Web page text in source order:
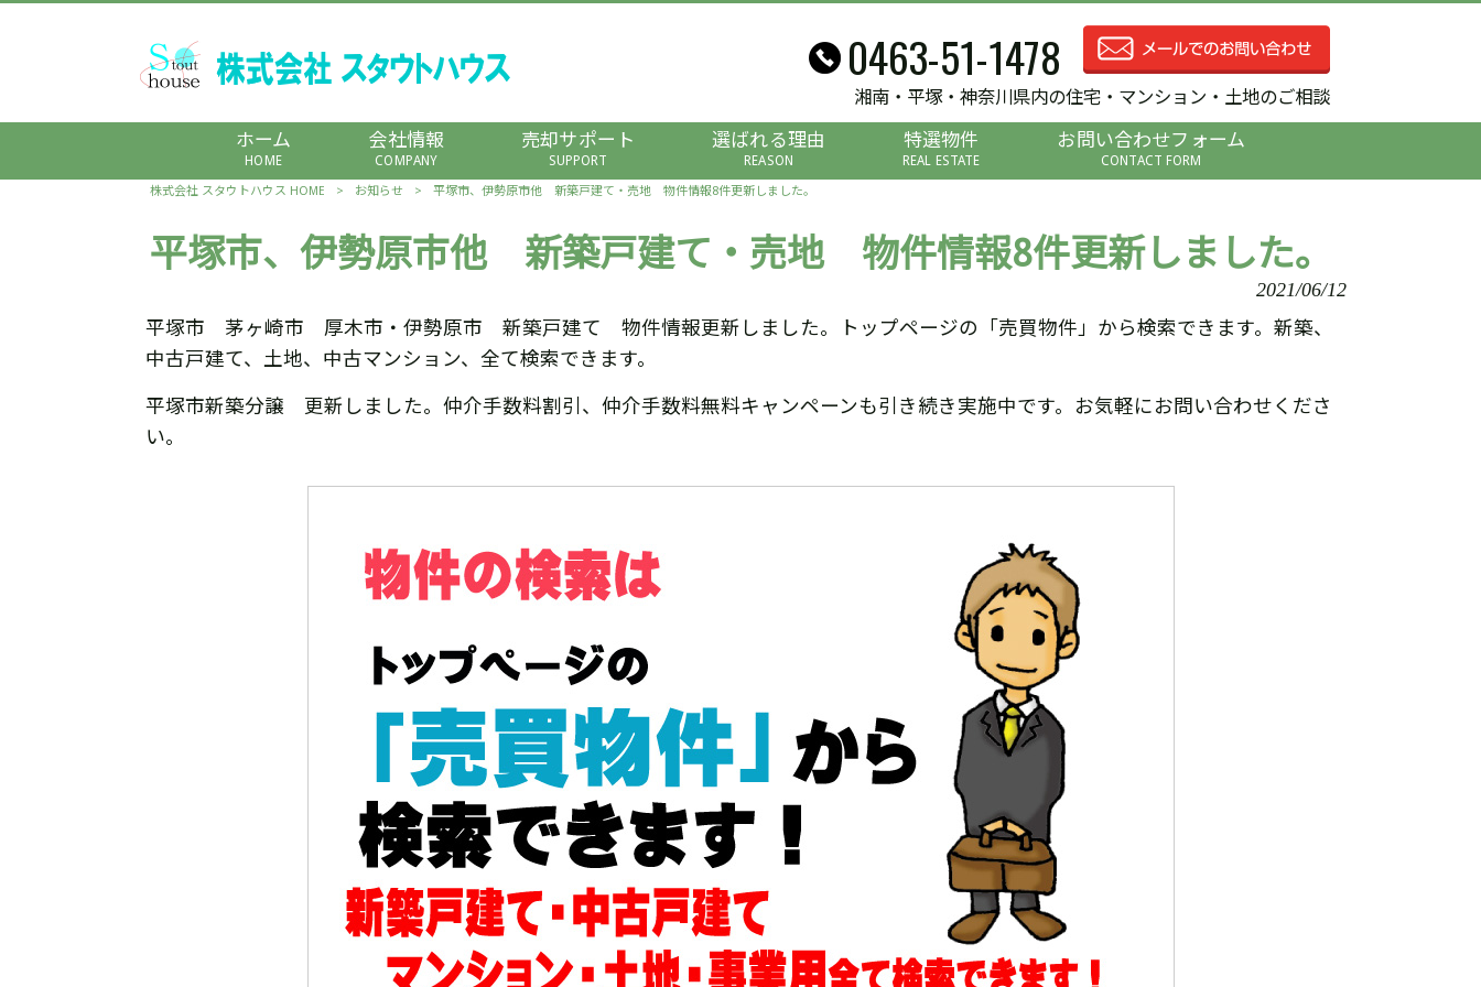
0463-51-1478
湘南・平塚・神奈川県内の住宅・マンション・土地のご相談
ホーム
HOME
会社情報
COMPANY
売却サポート
SUPPORT
選ばれる理由
REASON
特選物件
REAL ESTATE
お問い合わせフォーム
CONTACT FORM
株式会社 スタウトハウス HOME > お知らせ > 平塚市、伊勢原市他 新築戸建て・売地 物件情報8件更新しました。
平塚市、伊勢原市他 新築戸建て・売地 物件情報8件更新しました。
2021/06/12
平塚市 茅ヶ崎市 厚木市・伊勢原市 新築戸建て 物件情報更新しました。トップページの「売買物件」から検索できます。新築、
中古戸建て、土地、中古マンション、全て検索できます。
平塚市新築分譲 更新しました。仲介手数料割引、仲介手数料無料キャンペーンも引き続き実施中です。お気軽にお問い合わせくださ
い。